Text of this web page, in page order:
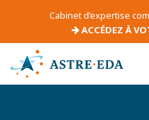
Cabinet d’expertise
ACCÉDEZ À